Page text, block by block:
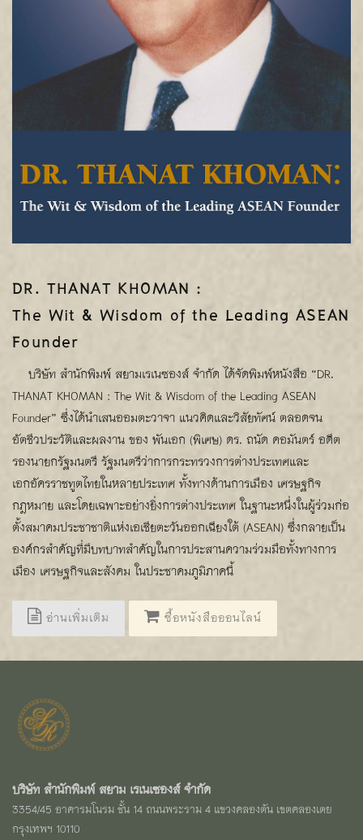
DR. THANAT KHOMAN :
The Wit & Wisdom of the Leading ASEAN
Founder
บริษัท สำนักพิมพ์ สยามเรเนซองส์ จำกัด ได้จัดพิมพ์หนังสือ “DR.
THANAT KHOMAN : The Wit & Wisdom of the Leading ASEAN
Founder” ซึ่งได้นำเสนออมตะวาจา แนวคิดและวิสัยทัศน์ ตลอดจน
อัตชีวประวัติและผลงาน ของ พันเอก (พิเศษ) ดร. ถนัด คอมันตร์ อดีต
รองนายกรัฐมนตรี รัฐมนตรีว่าการกระทรวงการต่างประเทศและ
เอกอัครราชทูตไทยในหลายประเทศ ทั้งทางด้านการเมือง เศรษฐกิจ
กฎหมาย และโดยเฉพาะอย่างยิ่งการต่างประเทศ ในฐานะหนึ่งในผู้ร่วมก่อ
ตั้งสมาคมประชาชาติแห่งเอเชียตะวันออกเฉียงใต้ (ASEAN) ซึ่งกลายเป็น
องค์กรสำคัญที่มีบทบาทสำคัญในการประสานความร่วมมือทั้งทางการ
เมือง เศรษฐกิจและสังคม ในประชาคมภูมิภาคนี้
อ่านเพิ่มเติม ซื้อหนังสือออนไลน์
บริษัท สำนักพิมพ์ สยาม เรเนเซองส์ จำกัด
3354/45 อาคารมโนรม ชั้น 14 ถนนพระราม 4 แขวงคลองตัน เขตคลองเตย
กรุงเทพฯ 10110